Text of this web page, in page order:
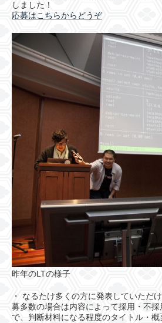
しました！
応募はこちらからどうぞ
昨年のLTの様子
・ なるたけ多くの方に発表していただ
募多数の場合は内容によって採用・不
で、判断材料になる程度のタイトル・